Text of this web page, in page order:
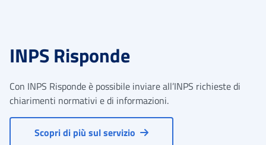
INPS Risponde
Con INPS Risponde è possibile inviare all’INPS richieste di
chiarimenti normativi e di informazioni.
Scopri di più sul servizio